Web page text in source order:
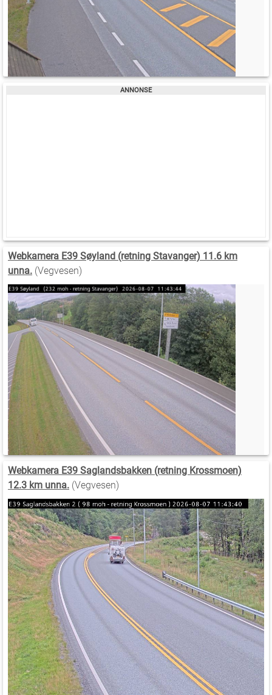
Webkamera E39 Søyland (retning Stavanger) 11.6 km
unna. (Vegvesen)
Webkamera E39 Saglandsbakken (retning Krossmoen)
12.3 km unna. (Vegvesen)